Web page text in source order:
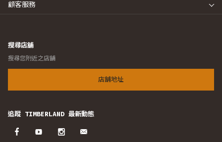
顧客服務
搜尋店舖
搜尋您附近之店舖
店舖地址
追蹤 TIMBERLAND 最新動態